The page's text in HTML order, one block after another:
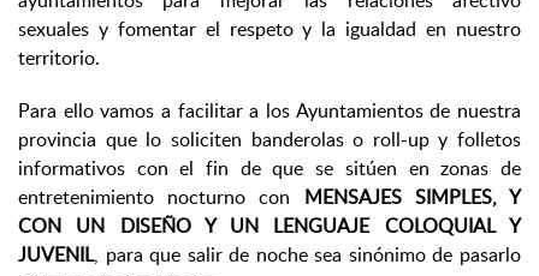
sexuales y fomentar el respeto y la igualdad en nuestro
territorio.
Para ello vamos a facilitar a los Ayuntamientos de nuestra
provincia que lo soliciten banderolas o roll-up y folletos
informativos con el fin de que se sitúen en zonas de
entretenimiento nocturno con MENSAJES SIMPLES, Y
CON UN DISEÑO Y UN LENGUAJE COLOQUIAL Y
JUVENIL, para que salir de noche sea sinónimo de pasarlo